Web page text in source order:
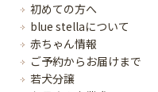
初めての方へ
blue stellaについて
赤ちゃん情報
ご予約からお届けまで
若犬分譲